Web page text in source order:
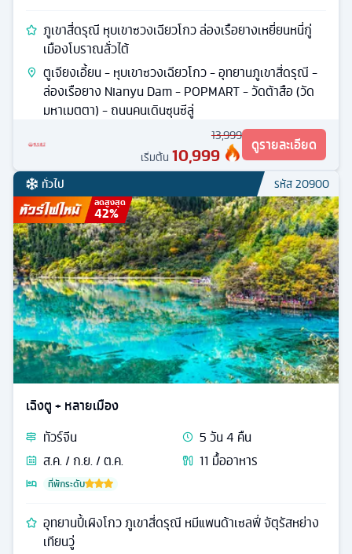
ภูเขาสี่ดรุณี หุบเขาซวงเฉียวโกว ล่องเรือยางเหยี่ยนหนี่กู่
เมืองโบราณลั่วไต้
ตูเจียงเอี้ยน - หุบเขาซวงเฉียวโกว - อุทยานภูเขาสี่ดรุณี -
ล่องเรือยาง Nianyu Dam - POPMART - วัดต้าสือ (วัด
มหาเมตตา) - ถนนคนเดินซุนซีลู่
13,999
เริ่มต้น 10,999 ดูรายละเอียด
ทั่วไป รหัส20900
ลดสูงสุด
42%
เฉิงตู + หลายเมือง
ทัวร์จีน 5วัน4 คืน
ส.ค. / ก.ย. / ต.ค.
11 มื้ออาหาร
ที่พักระดับ
อุทยานปี้เผิงโกว ภูเขาสี่ดรุณี หมีแพนด้าเซลฟี่ จัตุรัสหย่าง
เทียนวู่